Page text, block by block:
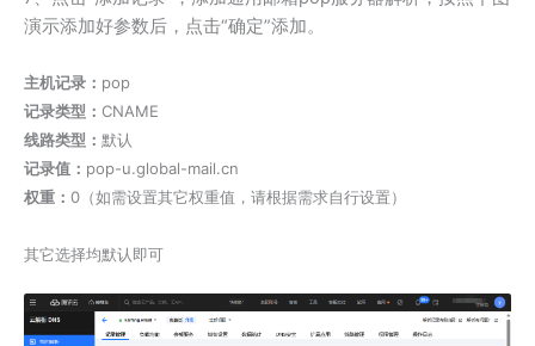
演示添加好参数后，点击“确定”添加。
主机记录： pop
记录类型： CNAME
线路类型： 默认
记录值： pop-u.global-mail.cn
权重： 0（如需设置其它权重值，请根据需求自行设置）
其它选择均默认即可